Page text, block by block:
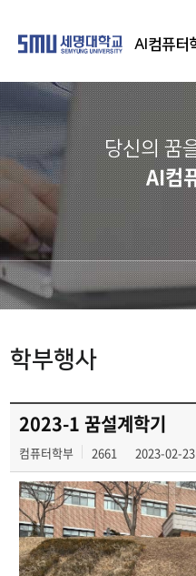
AI컴퓨터
당신의 꿈
AI컴
학부행사
2023-1 꿈설계학기
컴퓨터학부 2661 2023-02-23